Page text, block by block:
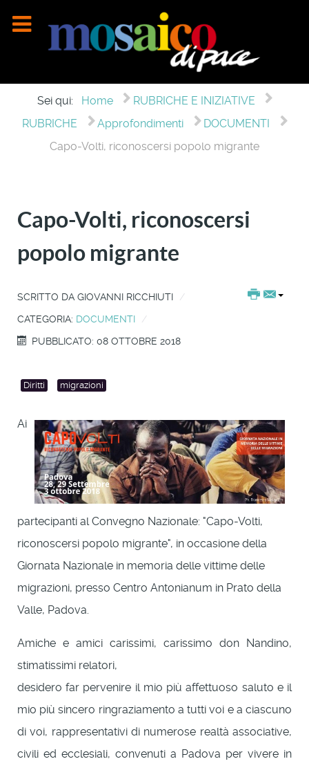
Sei qui: Home
RUBRICHE E INIZIATIVE
RUBRICHE
Approfondimenti
DOCUMENTI
Capo-Volti, riconoscersi popolo migrante
Capo-Volti, riconoscersi
popolo migrante
SCRITTO DA GIOVANNI RICCHIUTI
CATEGORIA: DOCUMENTI
PUBBLICATO: 08 OTTOBRE 2018
Diritti migrazioni
Ai
partecipanti al Convegno Nazionale: "Capo-Volti,
riconoscersi popolo migrante", in occasione della
Giornata Nazionale in memoria delle vittime delle
migrazioni, presso Centro Antonianum in Prato della
Valle, Padova.
Amiche e amici carissimi, carissimo don Nandino,
stimatissimi relatori,
desidero far pervenire il mio più affettuoso saluto e il
mio più sincero ringraziamento a tutti voi e a ciascuno
di voi, rappresentativi di numerose realtà associative,
civili ed ecclesiali, convenuti a Padova per vivere in